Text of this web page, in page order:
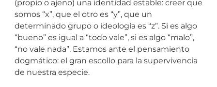
(propio o ajeno) una identidad estable: creer que
somos “x”, que el otro es “y”, que un
determinado grupo o ideología es “z”. Si es algo
“bueno” es igual a “todo vale”, si es algo “malo”,
“no vale nada”. Estamos ante el pensamiento
dogmático: el gran escollo para la supervivencia
de nuestra especie.